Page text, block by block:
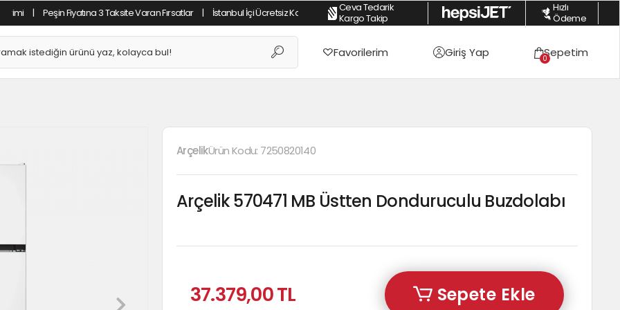
Peşin Fiyatına 3 Taksite Varan Fırsatlar | İstanbul İçi Ücretsiz Kargo | Tüm Alışverişlerde %2 Havale İndirimi | Peşin Fiyatına 3 Taksite Varan
Ceva Tedarik
Kargo Takip
Hızlı
Ödeme
Favorilerim Giriş Yap 0Sepetim
ArçelikÜrün Kodu: 7250820140
Arçelik 570471 MB Üstten Donduruculu Buzdolabı
37.379,00 TL Sepete Ekle